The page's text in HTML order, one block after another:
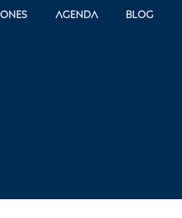
Agenda Blog